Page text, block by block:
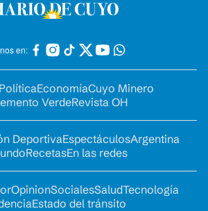
en:
PolíticaEconomíaCuyo Minero
VerdeRevista OH
DeportivaEspectáculosArgentina
RecetasEn las redes
OpinionSocialesSaludTecnología
Estado del tránsito